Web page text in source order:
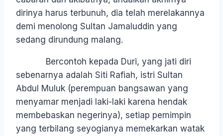
dirinya harus terbunuh, dia telah merelakannya
demi menolong Sultan Jamaluddin yang
sedang dirundung malang.
Bercontoh kepada Duri, yang jati diri
sebenarnya adalah Siti Rafiah, istri Sultan
Abdul Muluk (perempuan bangsawan yang
menyamar menjadi laki-laki karena hendak
membebaskan negerinya), setiap pemimpin
yang terbilang seyogianya memekarkan watak